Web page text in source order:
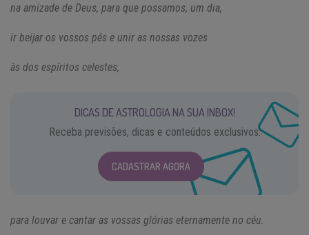
na amizade de Deus, para que possamos, um dia,
ir beijar os vossos pés e unir as nossas vozes
às dos espíritos celestes,
DICAS DE ASTROLOGIA NA SUA INBOX!
Receba previsões, dicas e conteúdos exclusivos.
CADASTRAR AGORA
para louvar e cantar as vossas glórias eternamente no céu.